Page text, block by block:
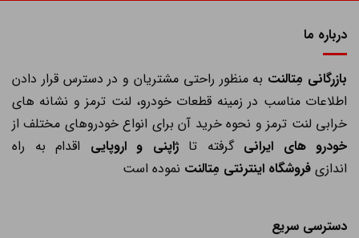
درباره ما
بازرگانی مِتالنتبه منظور راحتی مشتریان و در دسترس قرار دادن
اطلاعات مناسب در زمینه قطعات خودرو، لنت ترمز و نشانه های
خرابی لنت ترمز و نحوه خرید آن برای انواع خودروهای مختلف از
خودرو های ایرانیگرفته تاژاپنی و اروپاییاقدام به راه
اندازیفروشگاه اینترنتی مِتالنتنموده است
دسترسی سریع